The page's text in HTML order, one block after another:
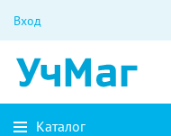
Вход
Каталог